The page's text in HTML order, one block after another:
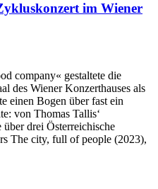
im Wiener
company« gestaltete die
des Wiener Konzerthauses als
einen Bogen über fast ein
von Thomas Tallis‘
über drei Österreichische
The city, full of people (2023),